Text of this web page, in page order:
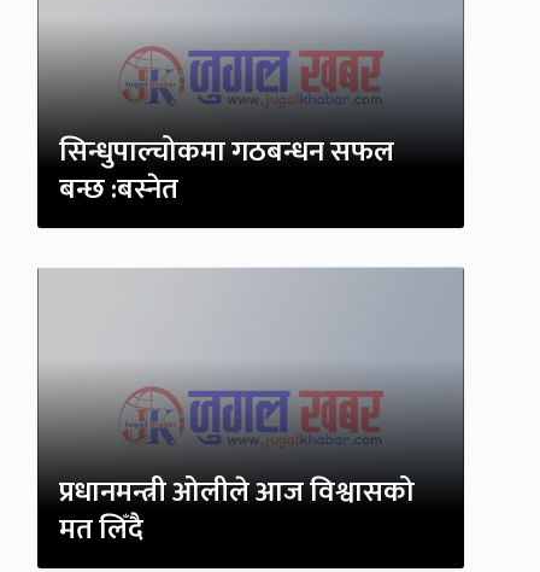
सिन्धुपाल्चोकमा गठबन्धन सफल
बन्छ :बस्नेत
प्रधानमन्त्री ओलीले आज विश्वासको
मत लिँदै